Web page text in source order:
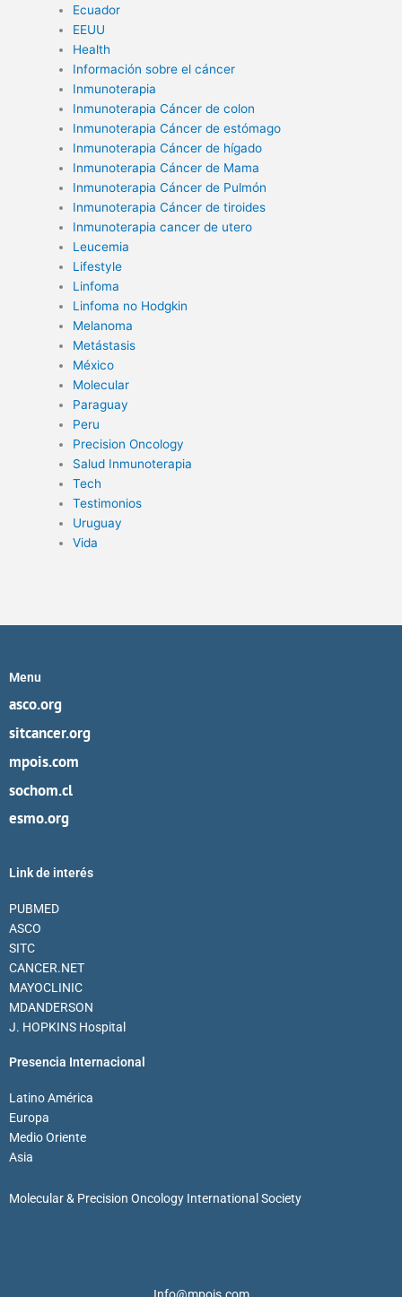
Ecuador
EEUU
Health
Información sobre el cáncer
Inmunoterapia
Inmunoterapia Cáncer de colon
Inmunoterapia Cáncer de estómago
Inmunoterapia Cáncer de hígado
Inmunoterapia Cáncer de Mama
Inmunoterapia Cáncer de Pulmón
Inmunoterapia Cáncer de tiroides
Inmunoterapia cancer de utero
Leucemia
Lifestyle
Linfoma
Linfoma no Hodgkin
Melanoma
Metástasis
México
Molecular
Paraguay
Peru
Precision Oncology
Salud Inmunoterapia
Tech
Testimonios
Uruguay
Vida
Menu
asco.org
sitcancer.org
mpois.com
sochom.cl
esmo.org
Link de interés
PUBMED
ASCO
SITC
CANCER.NET
MAYOCLINIC
MDANDERSON
J. HOPKINS Hospital
Presencia Internacional
Latino América
Europa
Medio Oriente
Asia
Molecular & Precision Oncology International Society